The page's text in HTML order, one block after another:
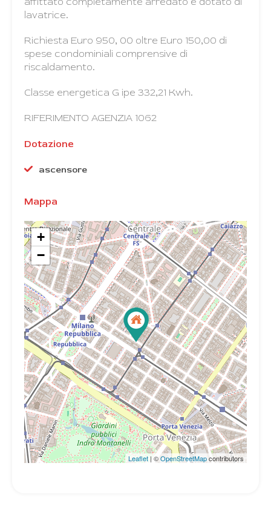
lavatrice.
Richiesta Euro 950, 00 oltre Euro 150,00 di
spese condominiali comprensive di
riscaldamento.
Classe energetica G ipe 332,21 Kwh.
RIFERIMENTO AGENZIA 1062
Dotazione
ascensore
Mappa
+
−
Leaflet | ©OpenStreetMapcontributors